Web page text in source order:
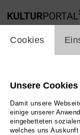
Cookies
Unsere Cookies
Damit unsere
einige unserer
eingebetteten
welches uns